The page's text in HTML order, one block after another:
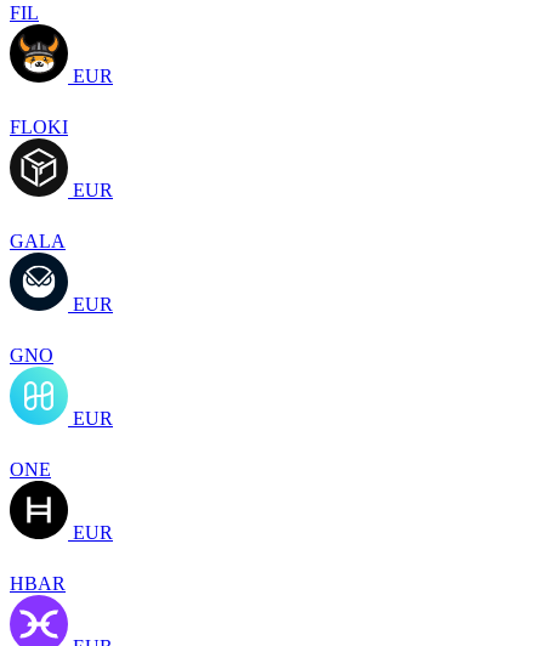
FIL
EUR
FLOKI
EUR
GALA
EUR
GNO
EUR
ONE
EUR
HBAR